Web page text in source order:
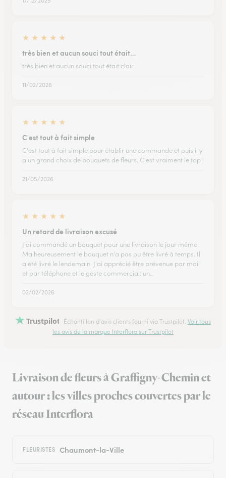
★ ★ ★ ★ ★
très bien et aucun souci tout était…
très bien et aucun souci tout était clair
11/02/2026
★ ★ ★ ★ ★
C'est tout à fait simple
C'est tout à fait simple pour établir une commande et puis il y
a un grand choix de bouquets de fleurs. C'est vraiment le top !
21/05/2026
★ ★ ★ ★ ★
Un retard de livraison excusé
J'ai commandé un bouquet pour une livraison le jour même.
Malheureusement le bouquet n'a pas pu être livré à temps. Il
a été livré le lendemain. J'ai apprécié être prévenue par mail
et par téléphone et le geste commercial: un…
02/02/2026
Trustpilot Échantillon d'avis clients fourni via Trustpilot. Voir tous
les avis de la marque Interflora sur Trustpilot
Livraison de fleurs à Graffigny-Chemin et
autour : les villes proches couvertes par le
réseau Interflora
FLEURISTES Chaumont-la-Ville